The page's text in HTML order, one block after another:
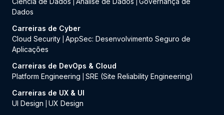
Dados
Carreiras de Cyber
Cloud Security AppSec: Desenvolvimento Seguro de
Aplicações
Carreiras de DevOps & Cloud
Platform Engineering
SRE (Site Reliability Engineering)
Carreiras de UX & UI
UI Design
UX Design